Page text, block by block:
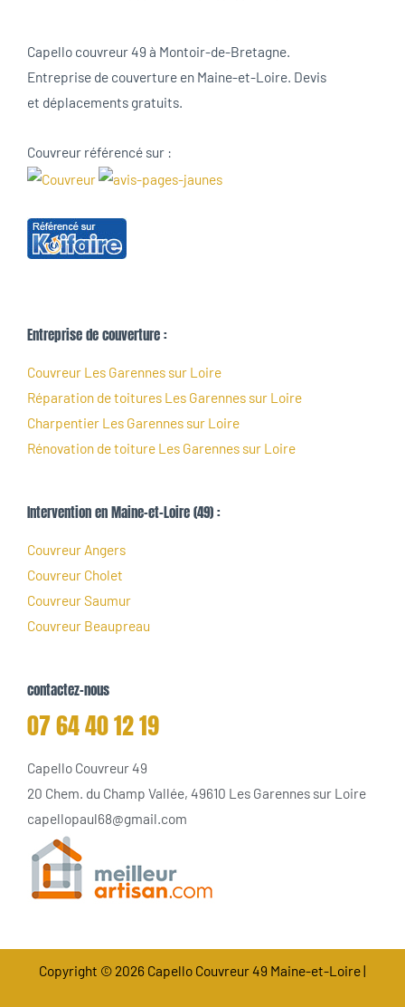
Capello couvreur 49 à Montoir-de-Bretagne.
Entreprise de couverture en Maine-et-Loire. Devis
et déplacements gratuits.
Couvreur référencé sur :
Entreprise de couverture :
Couvreur Les Garennes sur Loire
Réparation de toitures Les Garennes sur Loire
Charpentier Les Garennes sur Loire
Rénovation de toiture Les Garennes sur Loire
Intervention en Maine-et-Loire (49) :
Couvreur Angers
Couvreur Cholet
Couvreur Saumur
Couvreur Beaupreau
contactez-nous
07 64 40 12 19
Capello Couvreur 49
20 Chem. du Champ Vallée, 49610 Les Garennes sur Loire
capellopaul68@gmail.com
Copyright © 2026 Capello Couvreur 49 Maine-et-Loire |